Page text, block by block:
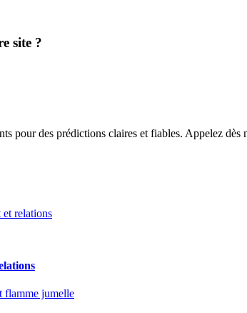
site ?
pour des prédictions claires et fiables. Appelez dès